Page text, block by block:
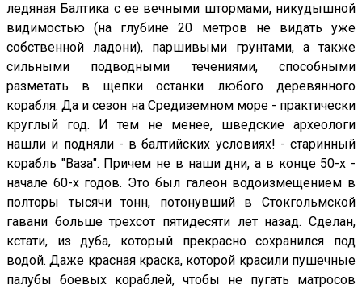
ледяная Балтика с ее вечными штормами, никудышной
видимостью (на глубине 20 метров не видать уже
собственной ладони), паршивыми грунтами, а также
сильными подводными течениями, способными
разметать в щепки останки любого деревянного
корабля. Да и сезон на Средиземном море - практически
круглый год. И тем не менее, шведские археологи
нашли и подняли - в балтийских условиях! - старинный
корабль "Ваза". Причем не в наши дни, а в конце 50-х -
начале 60-х годов. Это был галеон водоизмещением в
полторы тысячи тонн, потонувший в Стокгольмской
гавани больше трехсот пятидесяти лет назад. Сделан,
кстати, из дуба, который прекрасно сохранился под
водой. Даже красная краска, которой красили пушечные
палубы боевых кораблей, чтобы не пугать матросов